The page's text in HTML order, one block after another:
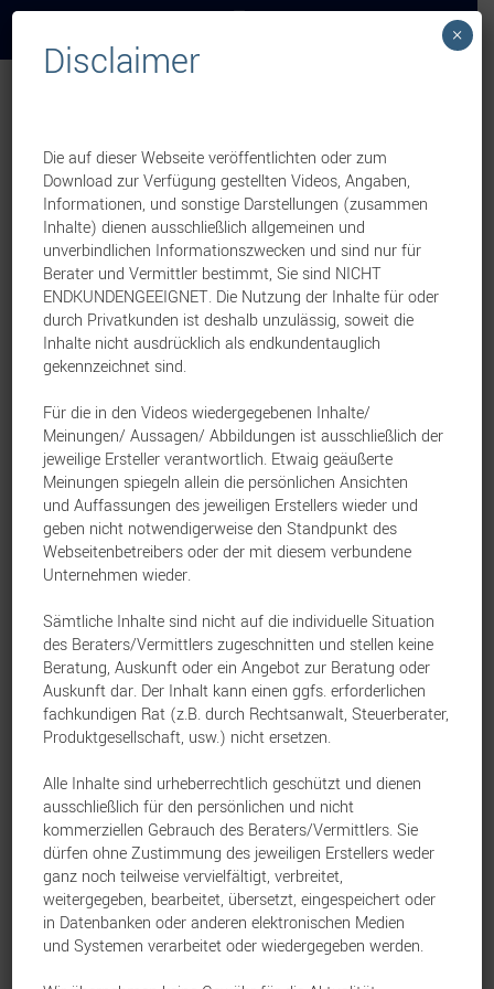
Direktversicherungen der
Bayerischen erneut mit
„sehr gut“ bewertet
3. September 2025
Eine Vertriebsinformation von:
Bayerische Beamtenkrankenkasse AG
Das renommierte Institut für Vorsorge und
Finanzplanung (IVFP) hat alle
Direktversicherungender Bayerischenmit
der Gesamtnote „sehr gut“ ausgezeichnet.
Pangaea Life bAV Invest
Fonds-Rente bAV Invest
KlassikRente bAV
Insgesamt wurden 74 Tarife von 40
Anbietern anhand von bis zu 90 Kriterien
bewertet. Die Bewertung umfasste die vier
Teilbereiche: Unternehmen, Rendite,
Flexibilität sowie Transparenz
Gerade in der betrieblichen
Altersversorgung (bAV) geht es um
Disclaimer
Die auf dieser Webseite veröffentlichten oder zum
Download zur Verfügung gestellten Videos, Angaben,
Informationen, und sonstige Darstellungen (zusammen
Inhalte) dienen ausschließlich allgemeinen und
unverbindlichen Informationszwecken und sind nur für
Berater und Vermittler bestimmt, Sie sind NICHT
ENDKUNDENGEEIGNET. Die Nutzung der Inhalte für oder
durch Privatkunden ist deshalb unzulässig, soweit die
Inhalte nicht ausdrücklich als endkundentauglich
gekennzeichnet sind.
Für die in den Videos wiedergegebenen Inhalte/
Meinungen/ Aussagen/ Abbildungen ist ausschließlich der
jeweilige Ersteller verantwortlich. Etwaig geäußerte
Meinungen spiegeln allein die persönlichen Ansichten
und Auffassungen des jeweiligen Erstellers wieder und
geben nicht notwendigerweise den Standpunkt des
Webseitenbetreibers oder der mit diesem verbundene
Unternehmen wieder.
Sämtliche Inhalte sind nicht auf die individuelle Situation
des Beraters/Vermittlers zugeschnitten und stellen keine
Beratung, Auskunft oder ein Angebot zur Beratung oder
Auskunft dar. Der Inhalt kann einen ggfs. erforderlichen
fachkundigen Rat (z.B. durch Rechtsanwalt, Steuerberater,
Produktgesellschaft, usw.) nicht ersetzen.
Alle Inhalte sind urheberrechtlich geschützt und dienen
ausschließlich für den persönlichen und nicht
kommerziellen Gebrauch des Beraters/Vermittlers. Sie
dürfen ohne Zustimmung des jeweiligen Erstellers weder
ganz noch teilweise vervielfältigt, verbreitet,
weitergegeben, bearbeitet, übersetzt, eingespeichert oder
in Datenbanken oder anderen elektronischen Medien
und Systemen verarbeitet oder wiedergegeben werden.
×